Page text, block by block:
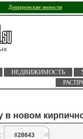
Дмитровские новости
НЕДВИЖИМОСТЬ
в новом
#28643